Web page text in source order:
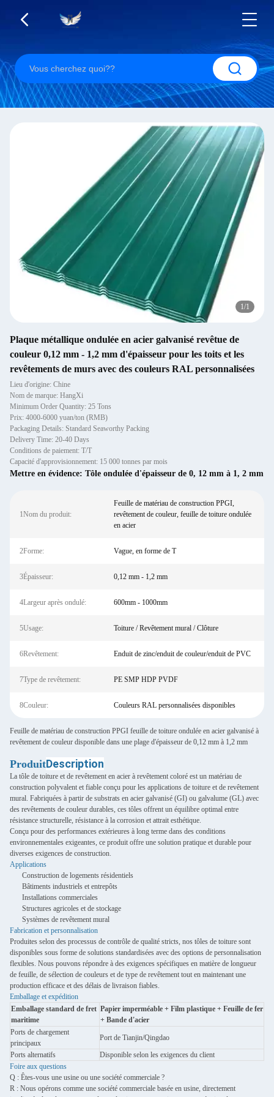
1/1
Plaque métallique ondulée en acier galvanisé revêtue de
couleur 0,12 mm - 1,2 mm d'épaisseur pour les toits et les
revêtements de murs avec des couleurs RAL personnalisées
Lieu d'origine: Chine
Nom de marque: HangXi
Minimum Order Quantity: 25 Tons
Prix: 4000-6000 yuan/ton (RMB)
Packaging Details: Standard Seaworthy Packing
Delivery Time: 20-40 Days
Conditions de paiement: T/T
Capacité d'approvisionnement: 15 000 tonnes par mois
Mettre en évidence: Tôle ondulée d'épaisseur de 0, 12 mm à 1, 2 mm
1Nom du produit:
Feuille de matériau de construction PPGI,
revêtement de couleur, feuille de toiture ondulée
en acier
2Forme: Vague, en forme de T
3Épaisseur: 0,12 mm - 1,2 mm
4Largeur après ondulé: 600mm - 1000mm
5Usage: Toiture / Revêtement mural / Clôture
6Revêtement: Enduit de zinc/enduit de couleur/enduit de PVC
7Type de revêtement: PE SMP HDP PVDF
8Couleur: Couleurs RAL personnalisées disponibles
Feuille de matériau de construction PPGI feuille de toiture ondulée en acier galvanisé à
revêtement de couleur disponible dans une plage d'épaisseur de 0,12 mm à 1,2 mm
ProduitDescription
La tôle de toiture et de revêtement en acier à revêtement coloré est un matériau de
construction polyvalent et fiable conçu pour les applications de toiture et de revêtement
mural. Fabriquées à partir de substrats en acier galvanisé (GI) ou galvalume (GL) avec
des revêtements de couleur durables, ces tôles offrent un équilibre optimal entre
résistance structurelle, résistance à la corrosion et attrait esthétique.
Conçu pour des performances extérieures à long terme dans des conditions
environnementales exigeantes, ce produit offre une solution pratique et durable pour
diverses exigences de construction.
Applications
Construction de logements résidentiels
Bâtiments industriels et entrepôts
Installations commerciales
Structures agricoles et de stockage
Systèmes de revêtement mural
Fabrication et personnalisation
Produites selon des processus de contrôle de qualité stricts, nos tôles de toiture sont
disponibles sous forme de solutions standardisées avec des options de personnalisation
flexibles. Nous pouvons répondre à des exigences spécifiques en matière de longueur
de feuille, de sélection de couleurs et de type de revêtement tout en maintenant une
production efficace et des délais de livraison fiables.
Emballage et expédition
Emballage standard de fret
maritime
Papier imperméable + Film plastique + Feuille de fer
+ Bande d'acier
Ports de chargement
principaux
Port de Tianjin/Qingdao
Ports alternatifs
Disponible selon les exigences du client
Foire aux questions
Q : Êtes-vous une usine ou une société commerciale ?
R : Nous opérons comme une société commerciale basée en usine, directement